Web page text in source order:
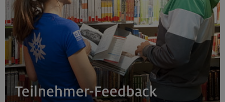
Hohe Gipfel in der wilden Texelgruppe
Ötztaler Alpen
21.-23.08.26
Familienfreizeit: Hüttenübernachtung mit Kindern
von 6-9 J.
Teilnehmer-Feedback